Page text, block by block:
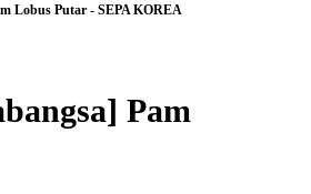
Lobus Putar - SEPA KOREA
Pam